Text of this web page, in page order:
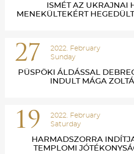
ISMÉT AZ UKRAJNAI
MENEKÜLTEKÉRT
27
2022. February
Sunday
PÜSPÖKI ÁLDÁSSAL
INDULT MÁGA
19
2022. February
Saturday
HARMADSZORRA
TEMPLOMI